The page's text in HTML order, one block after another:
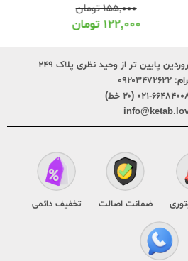
۲۵۰,۰۰۰تومان
۲۱۰,۰۰۰تومان
۰۹۲۰۳۴۷۲۶۲۲
۰۲۱ (۲۰ خط)
ضمانت اصالت تخفیف دائمی